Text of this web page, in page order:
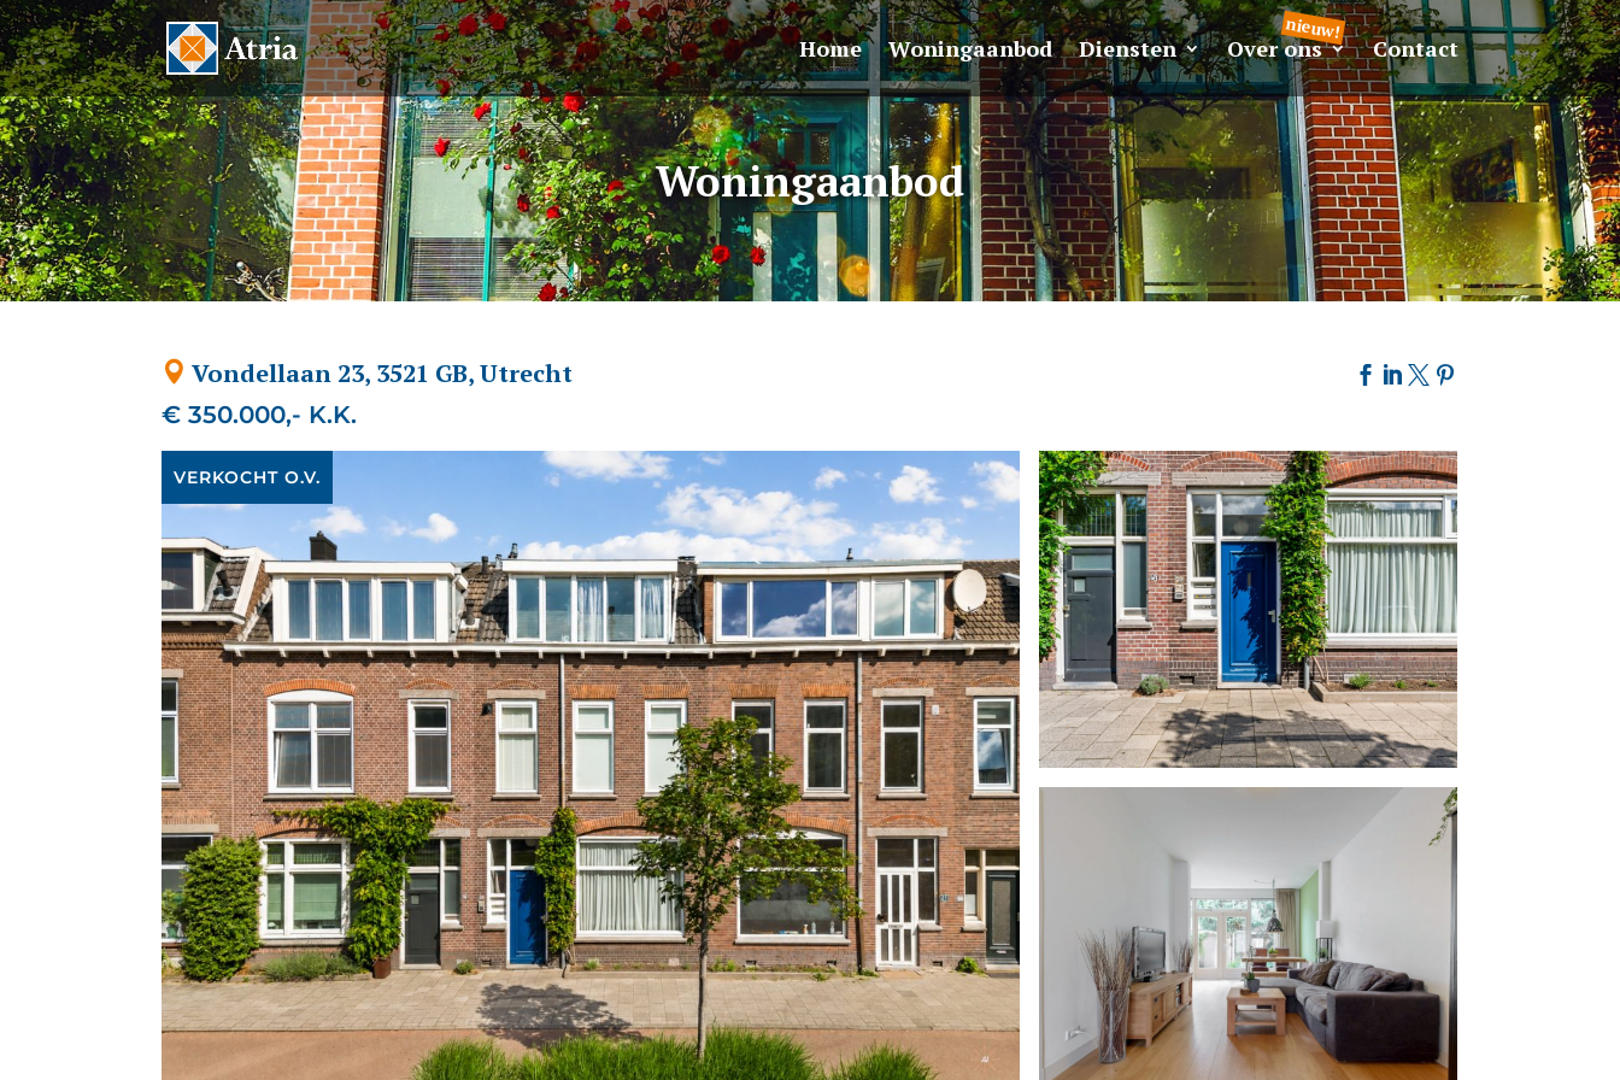
Home Woningaanbod Diensten Over ons Contact
Woningaanbod
Vondellaan 23, 3521 GB, Utrecht
€ 350.000,- K.K.
VERKOCHT O.V.